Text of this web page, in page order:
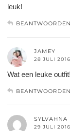
leuk!
BEANTWOORDEN
JAMEY
28 JULI
Wat een leuke outfit!
BEANTWOORDEN
SYLVAHNA
29 JULI